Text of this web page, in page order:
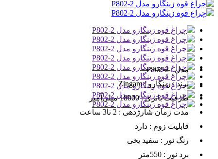
مدل :P802-2
برند :زینگارو | Zingaro
ظرفیت باتری :18000 میلی‌آمپر
مدت زمان شارژدهی : 2 تا3 ساعت
قابلیت زوم : دارد
رنگ نور : سفید یخی
برد نور : 550متر